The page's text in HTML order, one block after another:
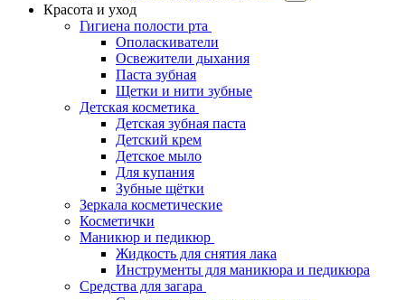
Красота и уход
Гигиена полости рта
Ополаскиватели
Освежители дыхания
Паста зубная
Щетки и нити зубные
Детская косметика
Детская зубная паста
Детский крем
Детское мыло
Для купания
Зубные щётки
Зеркала косметические
Косметички
Маникюр и педикюр
Жидкость для снятия лака
Инструменты для маникюра и педикюра
Средства для загара